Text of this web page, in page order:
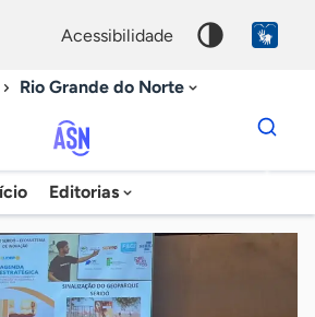
acessibilidade
Rio Grande do Norte
Agência
Sebrae
de
Notícias
Editorias
Dados
para
chave